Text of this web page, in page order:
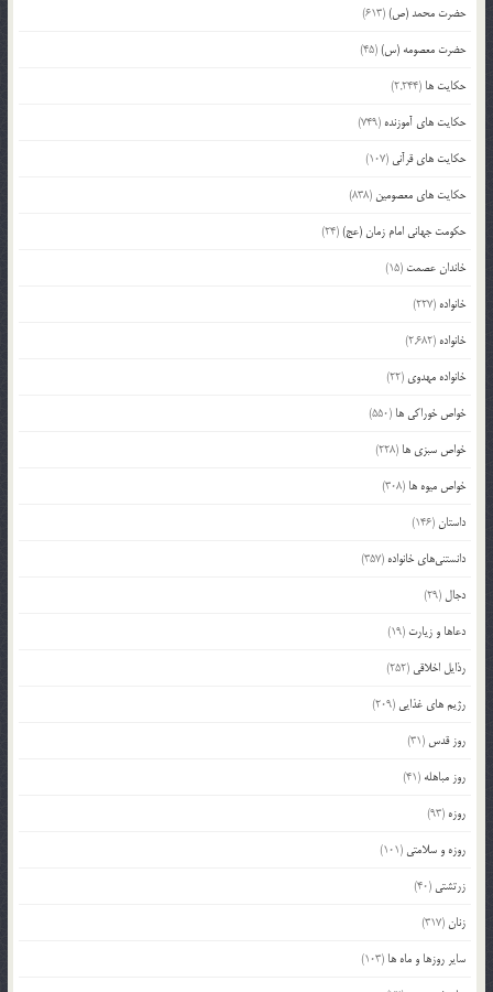
حضرت محمد (ص)(613)
حضرت معصومه (س)(45)
حکایت ها (2,244)
حکایت های آموزنده (749)
حکایت های قرآنی (107)
حکایت های معصومین (838)
حکومت جهانی امام زمان (عج)(24)
خاندان عصمت (15)
خانواده (227)
خانواده (2,682)
خانواده مهدوی (22)
خواص خوراکی ها (550)
خواص سبزی ها (228)
خواص میوه ها (308)
داستان(146)
دانستنی‌های خانواده (357)
دجال (29)
دعاها و زیارت (19)
رذایل اخلاقی (252)
رژیم های غذایی (209)
روز قدس (31)
روز مباهله (41)
روزه (93)
روزه و سلامتی (101)
زرتشتی (40)
زنان(317)
سایر روزها و ماه ها (103)